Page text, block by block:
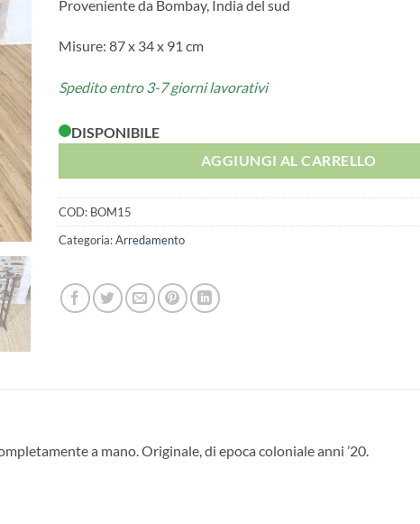
Proveniente da Bombay, India del sud
Misure: 87 x 34 x 91 cm
Spedito entro 3-7 giorni lavorativi
DISPONIBILE
AGGIUNGI AL CARRELLO
COD: BOM15
Categoria:Arredamento
a mano. Originale, di epoca coloniale anni ’20.